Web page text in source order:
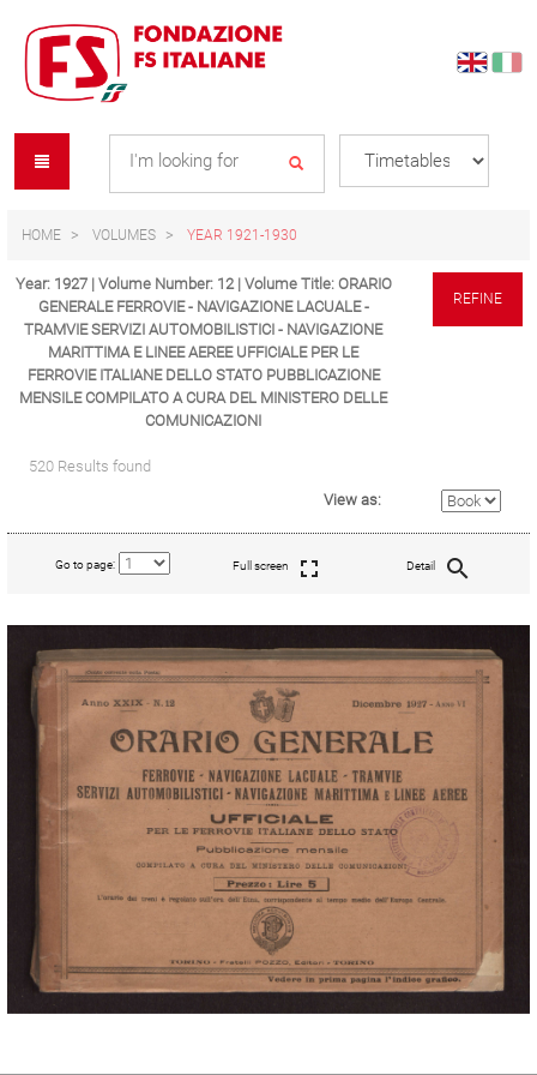
content
navigation
menu
HOME VOLUMES YEAR 1921-1930
Year: 1927 | Volume Number: 12 | Volume Title: ORARIO
GENERALE FERROVIE - NAVIGAZIONE LACUALE -
TRAMVIE SERVIZI AUTOMOBILISTICI - NAVIGAZIONE
MARITTIMA E LINEE AEREE UFFICIALE PER LE
FERROVIE ITALIANE DELLO STATO PUBBLICAZIONE
MENSILE COMPILATO A CURA DEL MINISTERO DELLE
COMUNICAZIONI
REFINE
520 Results found
View as:
Go to page: Full screen Detail